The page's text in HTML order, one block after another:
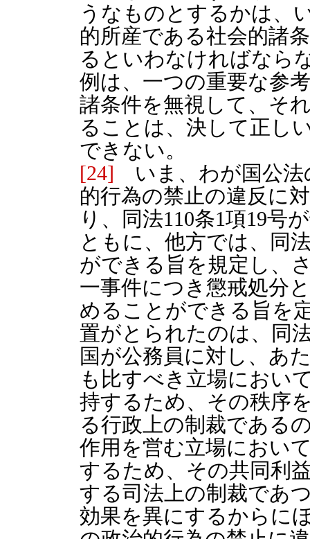
うなものとするかは、
的所産である社会的諸
るといわなければなら
例は、一つの重要な参
諸条件を無視して、そ
ることは、決して正し
できない。
[24] いま、わが国公法
的行為の禁止の違反に
り、同法110条1項19号
ともに、他方では、同
ができる旨を規定し、
一事件につき懲戒処分
めることができる旨を
置がとられたのは、同
国が公務員に対し、あ
も比すべき立場におい
持するため、その秩序
る行政上の制裁である
作用を営む立場におい
するため、その共同利
する司法上の制裁であ
効果を異にするからに